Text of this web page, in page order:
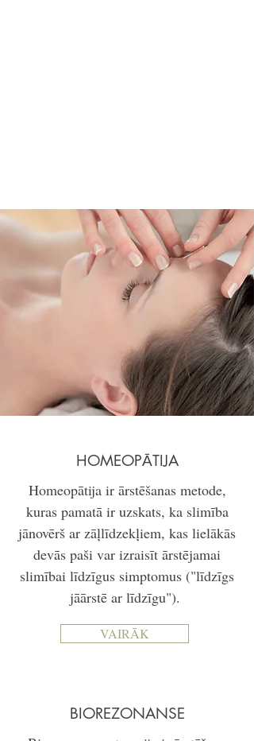
HOMEOPĀTIJA
Homeopātija ir ārstēšanas metode,
kuras pamatā ir uzskats, ka slimība
jānovērš ar zāļlīdzekļiem, kas lielākās
devās paši var izraisīt ārstējamai
slimībai līdzīgus simptomus ("līdzīgs
jāārstē ar līdzīgu").
VAIRĀK
BIOREZONANSE